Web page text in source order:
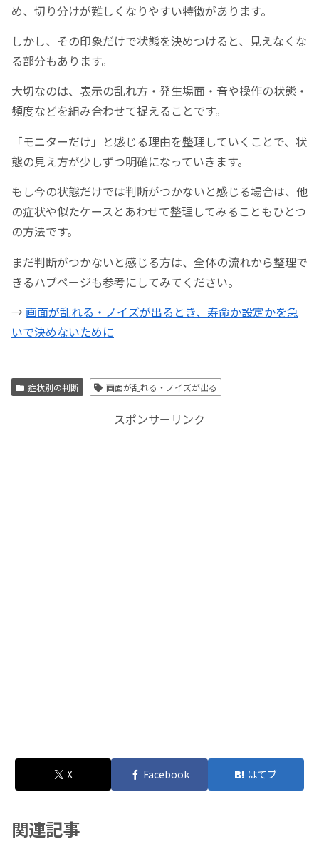
め、切り分けが難しくなりやすい特徴があります。
しかし、その印象だけで状態を決めつけると、見えなくな
る部分もあります。
大切なのは、表示の乱れ方・発生場面・音や操作の状態・
頻度などを組み合わせて捉えることです。
「モニターだけ」と感じる理由を整理していくことで、状
態の見え方が少しずつ明確になっていきます。
もし今の状態だけでは判断がつかないと感じる場合は、他
の症状や似たケースとあわせて整理してみることもひとつ
の方法です。
まだ判断がつかないと感じる方は、全体の流れから整理で
きるハブページも参考にしてみてください。
→画面が乱れる・ノイズが出るとき、寿命か設定かを急
いで決めないために
症状別の判断 画面が乱れる・ノイズが出る
スポンサーリンク
X Facebook はてブ
関連記事